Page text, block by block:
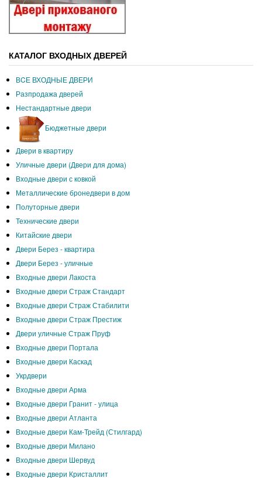
КАТАЛОГ ВХОДНЫХ ДВЕРЕЙ
ВCЕ ВХОДНЫЕ ДВЕРИ
Разпродажа дверей
Нестандартные двери
Бюджетные двери
Двери в квартиру
Уличные двери (Двери для дома)
Входные двери с ковкой
Металлические бронедвери в дом
Полуторные двери
Технические двери
Китайские двери
Двери Берез - квартира
Двери Берез - уличные
Входные двери Лакоста
Входные двери Страж Стандарт
Входные двери Страж Стабилити
Входные двери Страж Престиж
Двери уличные Страж Пруф
Входные двери Портала
Входные двери Каскад
Укрдвери
Входные двери Арма
Входные двери Гранит - улица
Входные двери Атланта
Входные двери Кам-Трейд (Стилгард)
Входные двери Милано
Входные двери Шервуд
Входные двери Кристаллит